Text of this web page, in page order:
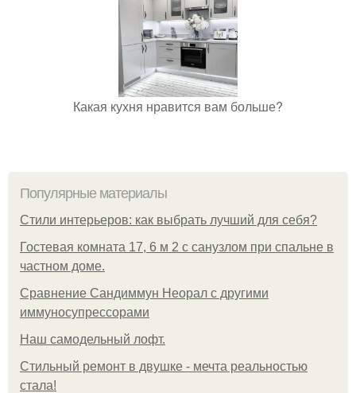
Какая кухня нравится вам больше?
Популярные материалы
Стили интерьеров: как выбрать лучший для себя?
Гостевая комната 17, 6 м 2 с санузлом при спальне в
частном доме.
Сравнение Сандиммун Неорал с другими
иммуносупрессорами
Наш самодельный лофт.
Стильный ремонт в двушке - мечта реальностью
стала!